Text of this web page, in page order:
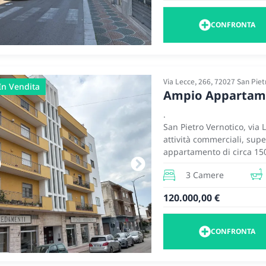
Immobile con grande
perfetto per
soluzione centrale e
CONFRONTA
Vendita Via Lecce, 266, 72027 San
Ampio
.
San Pietro Vernotico, via
attività commerciali,
appartamento di circa
L’appartamento è in
comprende un’ampia
locale dispensa, veranda
composta da tre camere
per coppie e famiglie in
spaziosa.
3 Camere
120.000,00 €
CONFRONTA